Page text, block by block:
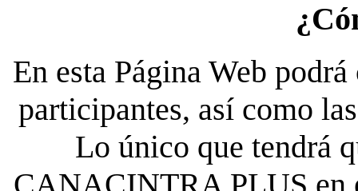
En esta Página Web
participantes, así como
Lo único que tendrá